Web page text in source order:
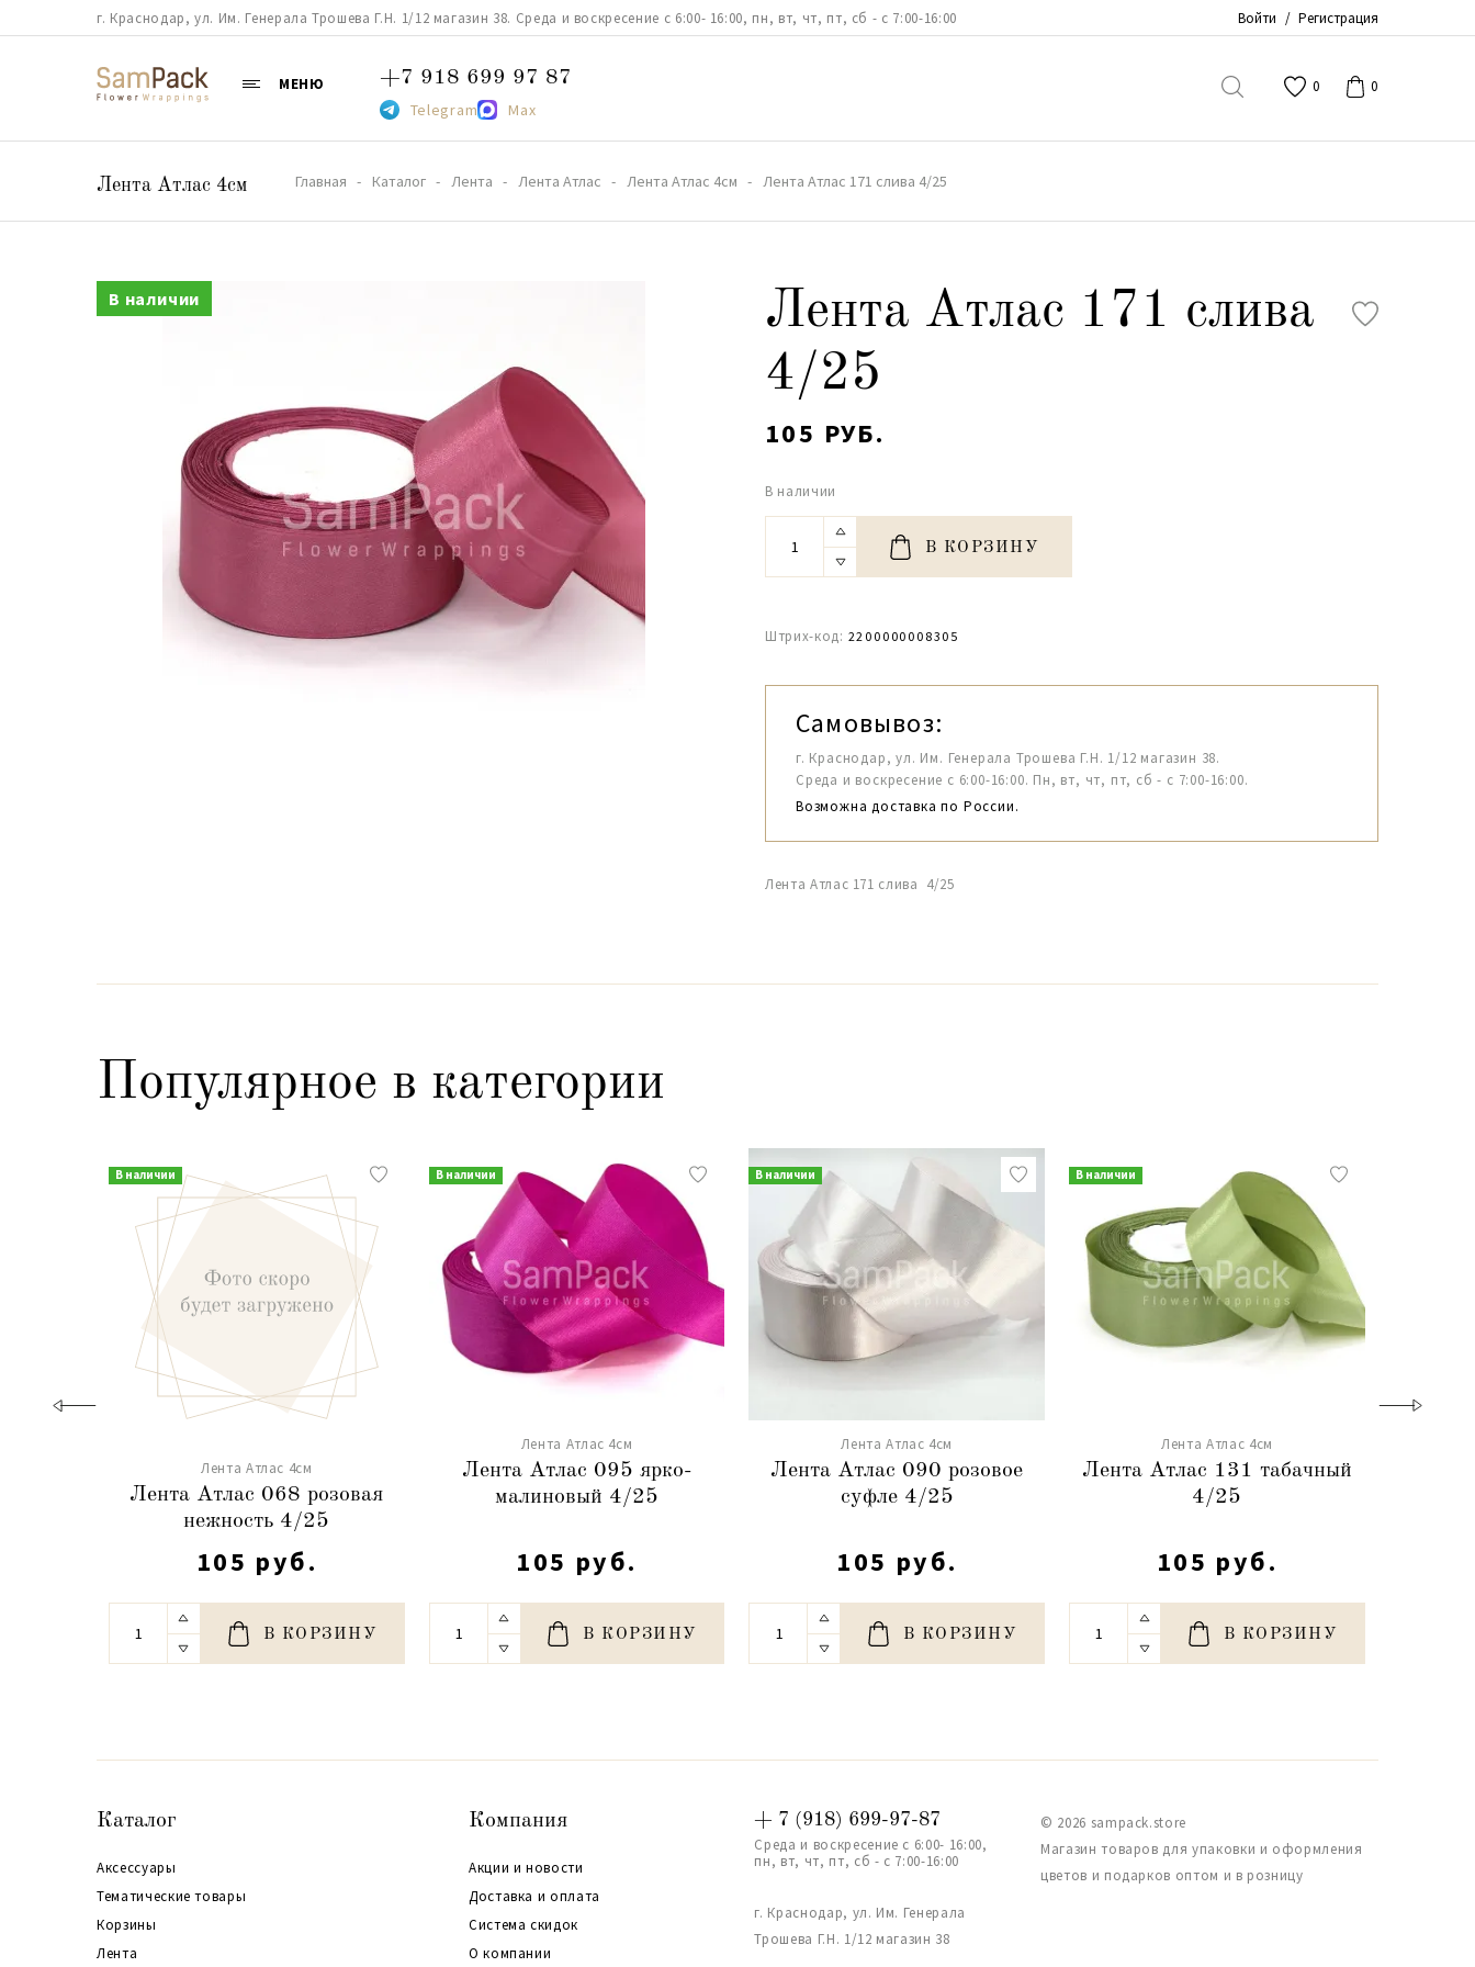
г. Краснодар, ул. Им. Генерала Трошева Г.Н. 1/12 магазин 38. Среда и воскресение с 6:00- 16:00, пн, вт, чт, пт, сб - с 7:00-16:00 Войти / Регистрация
МЕНЮ +7 918 699 97 87
Telegram Max
0 0
Лента Атлас 4см Главная Каталог Лента Лента Атлас Лента Атлас 4см Лента Атлас 171 слива 4/25
В наличии
Лента Атлас 171 слива
4/25
105 РУБ.
В наличии
В КОРЗИНУ
Штрих-код: 2200000008305
Самовывоз:
г. Краснодар, ул. Им. Генерала Трошева Г.Н. 1/12 магазин 38.
Среда и воскресение с 6:00-16:00. Пн, вт, чт, пт, сб - с 7:00-16:00.
Возможна доставка по России.
Лента Атлас 171 слива 4/25
Популярное в категории
В наличии
Лента Атлас 4см
Лента Атлас 068 розовая
нежность 4/25
105 руб.
В КОРЗИНУ
В наличии
Лента Атлас 4см
Лента Атлас 095 ярко-
малиновый 4/25
105 руб.
В КОРЗИНУ
В наличии
Лента Атлас 4см
Лента Атлас 090 розовое
суфле 4/25
105 руб.
В КОРЗИНУ
В наличии
Лента Атлас 4см
Лента Атлас 131 табачный
4/25
105 руб.
В КОРЗИНУ
Каталог
Аксессуары
Тематические товары
Корзины
Лента
Компания
Акции и новости
Доставка и оплата
Система скидок
О компании
+ 7 (918) 699-97-87
Среда и воскресение с 6:00- 16:00,
пн, вт, чт, пт, сб - с 7:00-16:00
г. Краснодар, ул. Им. Генерала
Трошева Г.Н. 1/12 магазин 38
© 2026 sampack.store
Магазин товаров для упаковки и оформления
цветов и подарков оптом и в розницу